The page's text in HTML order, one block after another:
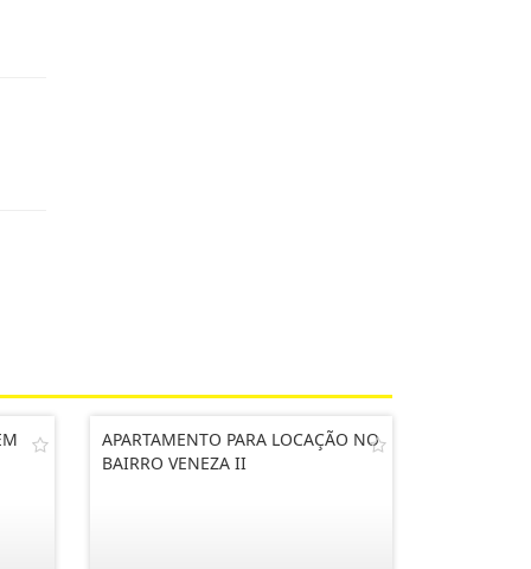
APARTAMENTO PARA LOCAÇÃO NO
BAIRRO VENEZA II